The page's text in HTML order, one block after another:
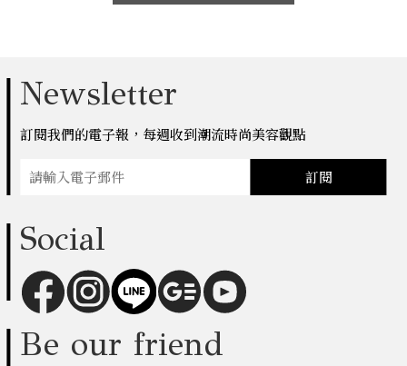
Newsletter
訂閱我們的電子報，每週收到潮流時尚美容觀點
訂閱
Social
Be our friend